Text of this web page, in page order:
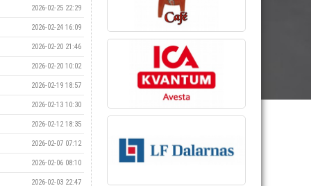
2026-02-25 22:29
2026-02-24 16:09
2026-02-20 21:46
2026-02-20 10:02
2026-02-19 18:57
2026-02-13 10:30
2026-02-12 18:35
2026-02-07 07:12
2026-02-06 08:10
2026-02-03 22:47